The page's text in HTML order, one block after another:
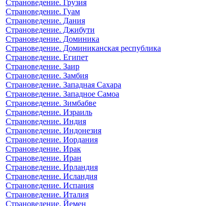
Страноведение. Грузия
Страноведение. Гуам
Страноведение. Дания
Страноведение. Джибути
Страноведение. Доминика
Страноведение. Доминиканская республика
Страноведение. Египет
Страноведение. Заир
Страноведение. Замбия
Страноведение. Западная Сахара
Страноведение. Западное Самоа
Страноведение. Зимбабве
Страноведение. Израиль
Страноведение. Индия
Страноведение. Индонезия
Страноведение. Иордания
Страноведение. Ирак
Страноведение. Иран
Страноведение. Ирландия
Страноведение. Исландия
Страноведение. Испания
Страноведение. Италия
Страноведение. Йемен